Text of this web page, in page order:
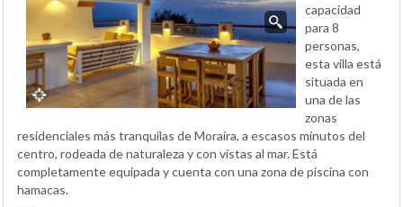
capacidad
para 8
personas,
esta villa está
situada en
una de las
zonas
residenciales más tranquilas de Moraira, a escasos minutos del
centro, rodeada de naturaleza y con vistas al mar. Está
completamente equipada y cuenta con una zona de piscina con
hamacas.